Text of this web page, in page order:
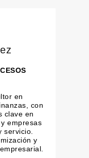
en
con
clave en
empresas
servicio.
y